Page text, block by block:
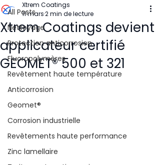
All Posts
Nettoyage
Protection anticorrosion
Fluoropolymères
Revêtement haute température
Anticorrosion
Geomet®
Corrosion industrielle
Revêtements haute performance
Zinc lamellaire
Xtrem Coatings devient
applicateur certifié
GEOMET® 500 et 321
Xtrem Coatings
11 mars2 min de lecture